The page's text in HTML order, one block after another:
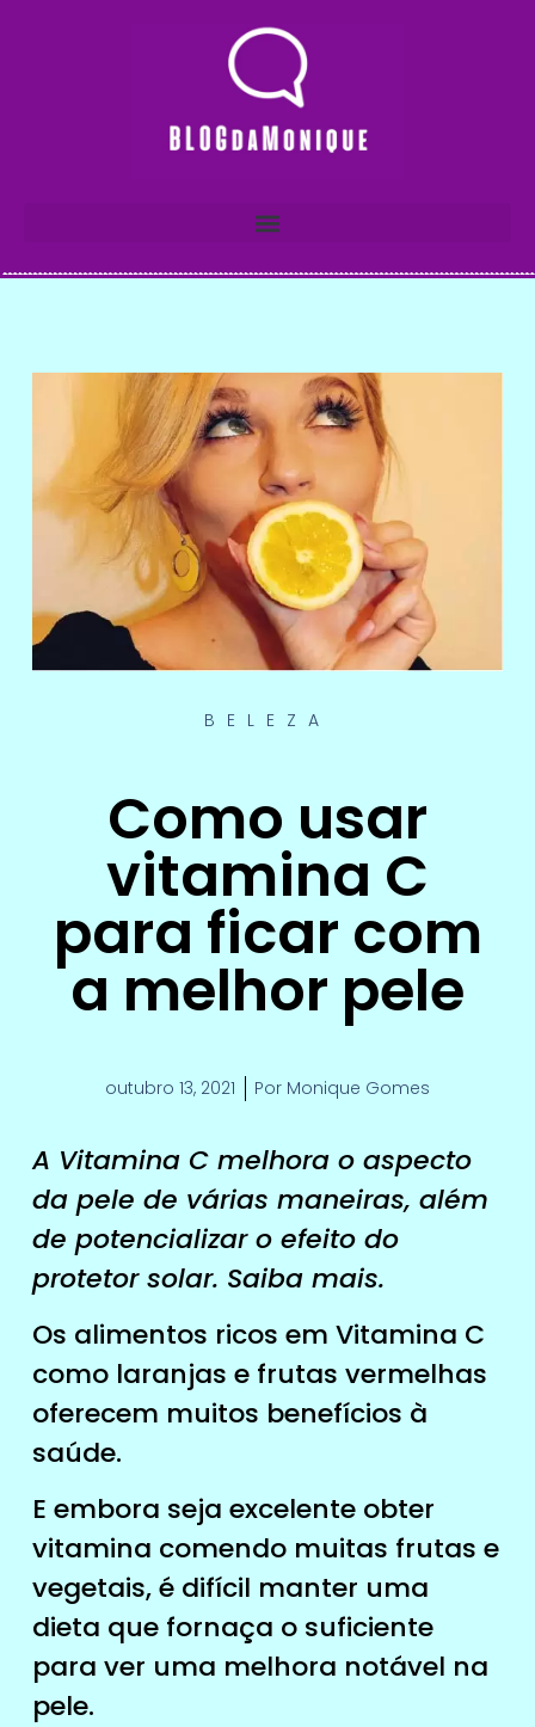
BELEZA
Como usar
vitamina C
para ficar com
a melhor pele
outubro 13, 2021 Por Monique Gomes
A Vitamina C melhora o aspecto
da pele de várias maneiras, além
de potencializar o efeito do
protetor solar. Saiba mais.
Os alimentos ricos em Vitamina C
como laranjas e frutas vermelhas
oferecem muitos benefícios à
saúde.
E embora seja excelente obter
vitamina comendo muitas frutas e
vegetais, é difícil manter uma
dieta que fornaça o suficiente
para ver uma melhora notável na
pele.